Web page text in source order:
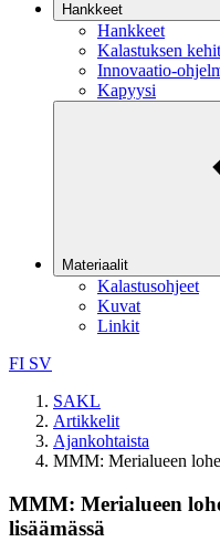
Hankkeet
Hankkeet
Kalastuksen
Innovaatio-
Kapyysi
Materiaalit
Kalastusohjeet
Kuvat
Linkit
FI SV
SAKL
Artikkelit
Ajankohtaista
MMM: Merialueen
MMM: Merialueen
lisäämässä